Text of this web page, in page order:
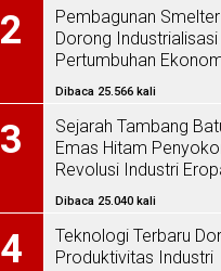
2
Pembagunan
Dorong Industrialisasi
Pertumbuhan
Dibaca 25.566 kali
3
Sejarah Tambang
Emas Hitam
Revolusi Industri
Dibaca 25.040 kali
4
Teknologi Terbaru
Produktivitas Industri